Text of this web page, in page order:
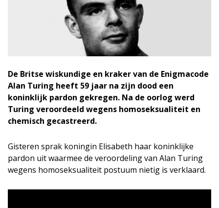
De Britse wiskundige en kraker van de Enigmacode
Alan Turing heeft 59 jaar na zijn dood een
koninklijk pardon gekregen. Na de oorlog werd
Turing veroordeeld wegens homoseksualiteit en
chemisch gecastreerd.
Gisteren sprak koningin Elisabeth haar koninklijke
pardon uit waarmee de veroordeling van Alan Turing
wegens homoseksualiteit postuum nietig is verklaard.